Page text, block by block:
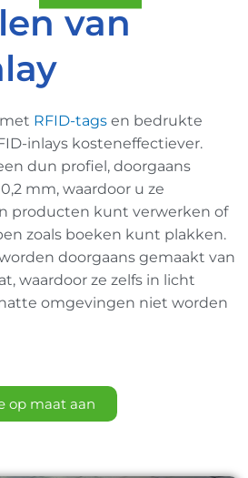
van
RFID-tags en bedrukte
inlays kosteneffectiever.
dun profiel, doorgaans
mm, waardoor u ze
producten kunt verwerken of
zoals boeken kunt plakken.
doorgaans gemaakt van
waardoor ze zelfs in licht
omgevingen niet worden
op maat aan